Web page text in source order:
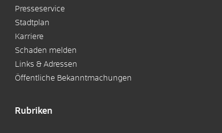
Presseservice
Stadtplan
Karriere
Schaden melden
Links & Adressen
Öffentliche Bekanntmachungen
Rubriken